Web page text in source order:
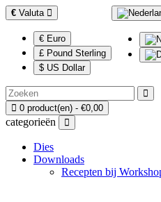
€ Valuta
€ Euro
£ Pound Sterling
$ US Dollar
0 product(en) - €0,00
categorieën
Dies
Downloads
Recepten bij